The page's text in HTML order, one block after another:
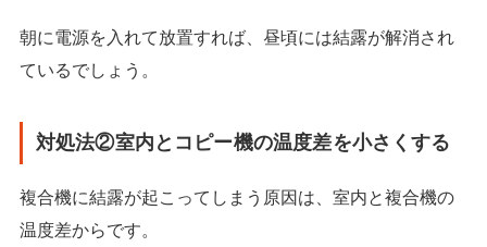
朝に電源を入れて放置すれば、昼頃には結露が解消され
ているでしょう。
対処法②室内とコピー機の温度差を小さくする
複合機に結露が起こってしまう原因は、室内と複合機の
温度差からです。